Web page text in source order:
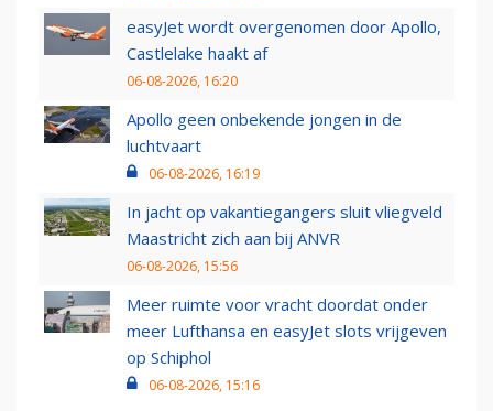
easyJet wordt overgenomen door Apollo,
Castlelake haakt af
06-08-2026, 16:20
Apollo geen onbekende jongen in de
luchtvaart
06-08-2026, 16:19
In jacht op vakantiegangers sluit vliegveld
Maastricht zich aan bij ANVR
06-08-2026, 15:56
Meer ruimte voor vracht doordat onder
meer Lufthansa en easyJet slots vrijgeven
op Schiphol
06-08-2026, 15:16